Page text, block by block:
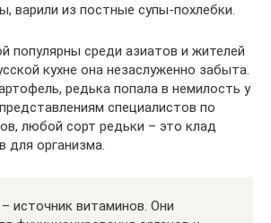
варили из постные супы-похлебки.
популярны среди азиатов и жителей
кухне она незаслуженно забыта.
редька попала в немилость у
специалистов по
любой сорт редьки – это клад
для организма.
источник витаминов. Они